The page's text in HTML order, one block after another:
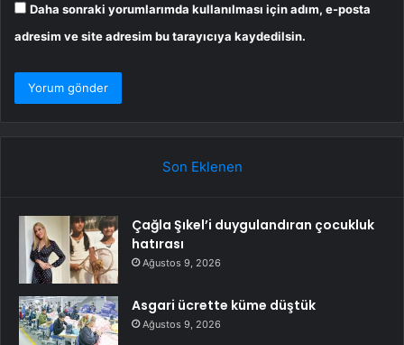
Daha sonraki yorumlarımda kullanılması için adım, e-posta
adresim ve site adresim bu tarayıcıya kaydedilsin.
Son Eklenen
Çağla Şıkel’i duygulandıran çocukluk
hatırası
Ağustos 9, 2026
Asgari ücrette küme düştük
Ağustos 9, 2026